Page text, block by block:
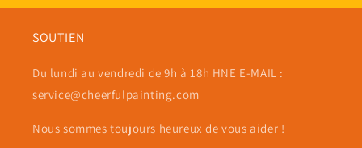
SOUTIEN
Du lundi au vendredi de 9h à 18h HNE E-MAIL :
service@cheerfulpainting.com
Nous sommes toujours heureux de vous aider !